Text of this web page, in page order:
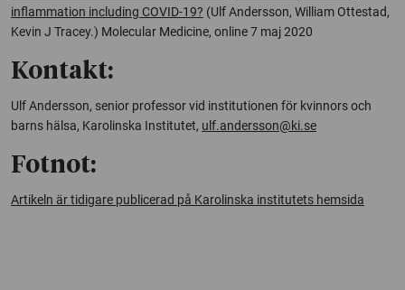
inflammation including COVID-19? (Ulf Andersson, William Ottestad,
Kevin J Tracey.) Molecular Medicine, online 7 maj 2020
Kontakt:
Ulf Andersson, senior professor vid institutionen för kvinnors och
barns hälsa, Karolinska Institutet, ulf.andersson@ki.se
Fotnot:
Artikeln är tidigare publicerad på Karolinska institutets hemsida